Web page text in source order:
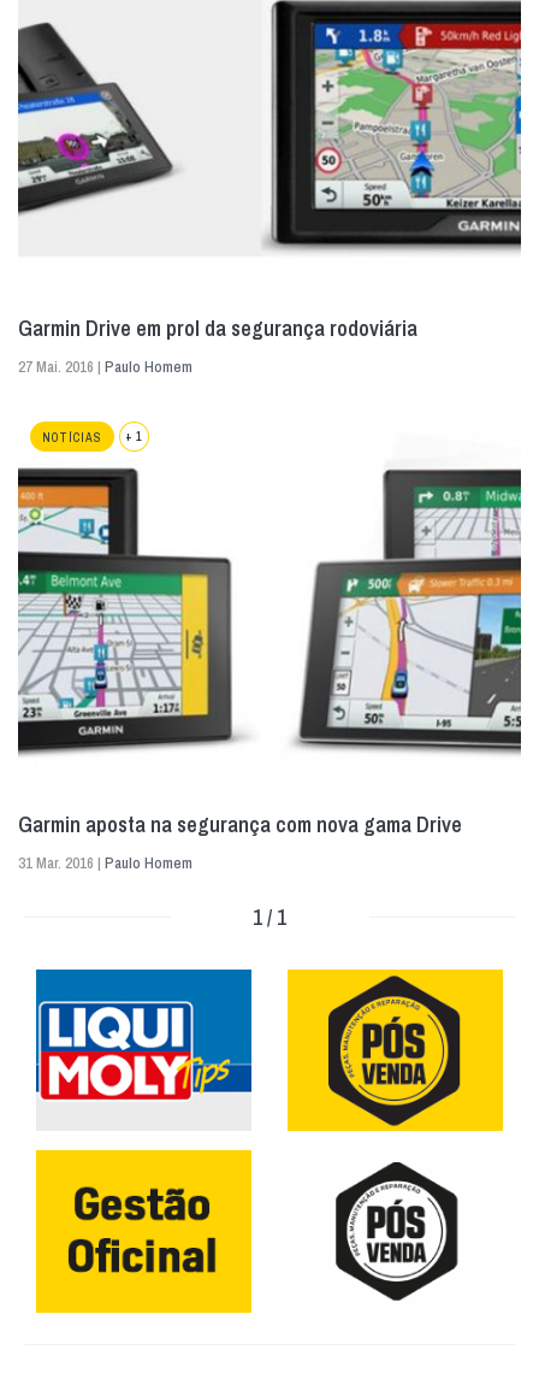
Garmin Drive em prol da segurança rodoviária
27 Mai. 2016 | Paulo Homem
NOTÍCIAS + 1
Garmin aposta na segurança com nova gama Drive
31 Mar. 2016 | Paulo Homem
1 / 1